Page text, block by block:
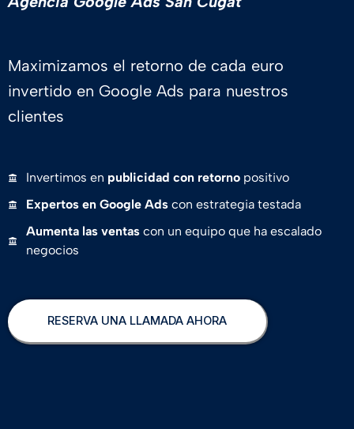
Maximizamos el retorno de cada euro
invertido en Google Ads para nuestros
clientes
Invertimos en publicidad con retorno positivo
Expertos en Google Adscon estrategia testada
Aumenta las ventas con un equipo que ha escalado
negocios
RESERVA UNA LLAMADA AHORA